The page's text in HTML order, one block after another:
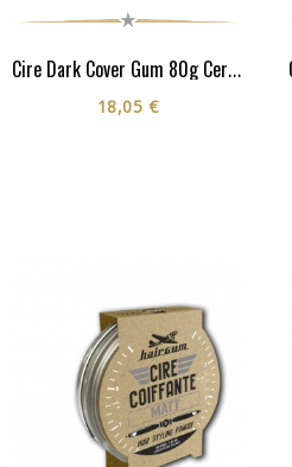
Cire Dark Cover Gum 80g Certifiée Cosmos Organic**
18,05 €